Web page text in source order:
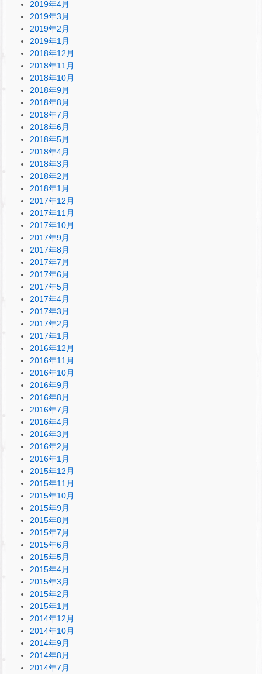
2019年4月
2019年3月
2019年2月
2019年1月
2018年12月
2018年11月
2018年10月
2018年9月
2018年8月
2018年7月
2018年6月
2018年5月
2018年4月
2018年3月
2018年2月
2018年1月
2017年12月
2017年11月
2017年10月
2017年9月
2017年8月
2017年7月
2017年6月
2017年5月
2017年4月
2017年3月
2017年2月
2017年1月
2016年12月
2016年11月
2016年10月
2016年9月
2016年8月
2016年7月
2016年4月
2016年3月
2016年2月
2016年1月
2015年12月
2015年11月
2015年10月
2015年9月
2015年8月
2015年7月
2015年6月
2015年5月
2015年4月
2015年3月
2015年2月
2015年1月
2014年12月
2014年10月
2014年9月
2014年8月
2014年7月